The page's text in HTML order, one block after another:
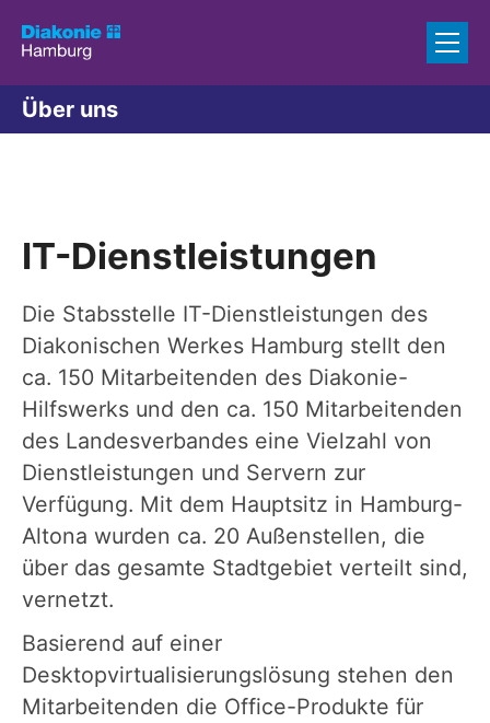
Über uns
IT-Dienstleistungen
Die Stabsstelle IT-Dienstleistungen des
Diakonischen Werkes Hamburg stellt den
ca. 150 Mitarbeitenden des Diakonie-
Hilfswerks und den ca. 150 Mitarbeitenden
des Landesverbandes eine Vielzahl von
Dienstleistungen und Servern zur
Verfügung. Mit dem Hauptsitz in Hamburg-
Altona wurden ca. 20 Außenstellen, die
über das gesamte Stadtgebiet verteilt sind,
vernetzt.
Basierend auf einer
Desktopvirtualisierungslösung stehen den
Mitarbeitenden die Office-Produkte für